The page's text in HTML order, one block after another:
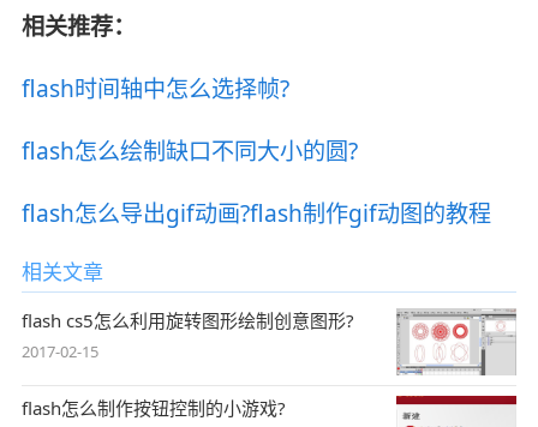
相关推荐：
flash时间轴中怎么选择帧?
flash怎么绘制缺口不同大小的圆?
flash怎么导出gif动画?flash制作gif动图的教程
相关文章
flash cs5怎么利用旋转图形绘制创意图形?
2017-02-15
flash怎么制作按钮控制的小游戏?